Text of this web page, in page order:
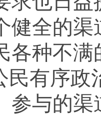
健全的
各种不满
民有序政
参与的